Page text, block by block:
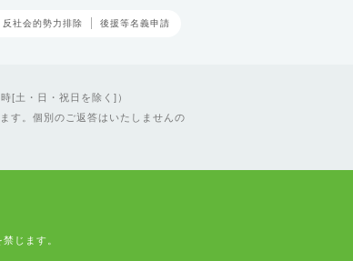
反社会的勢力排除 後援等名義申請
[土・日・祝日を除く]）
す。個別のご返答はいたしませんの
じます。